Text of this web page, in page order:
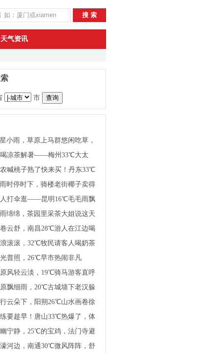
天气资讯
市
小雨，草原上马群悠闲吃草，
舒服不累
喝凉茶解暑——梅州33℃大太
说这茶有点苦
喊桃子熟了快来买！丹东33℃
边吃边拍照
时停时下，骑楼老街椰子卖得
天能卖两百个
人打伞逛——昆明16℃毛毛雨飘
宜了快来买
绵绵，茶园里采茶大姐说这天
今天能卖好价钱
云舒，南昌28℃游人在江边喝
滚滚，32℃牧民请客人喝奶茶
普照，26℃早市热闹非凡
风轻云淡，19℃骑马游客直呼
飘细雨，20℃古城墙下老汉躲
云朵下，阳朔26℃山水画卷徐
要趁早！唐山33℃热爆了，体
宁静，25℃的宝鸡，法门寺避
河边，南通30℃微风阵阵，舒